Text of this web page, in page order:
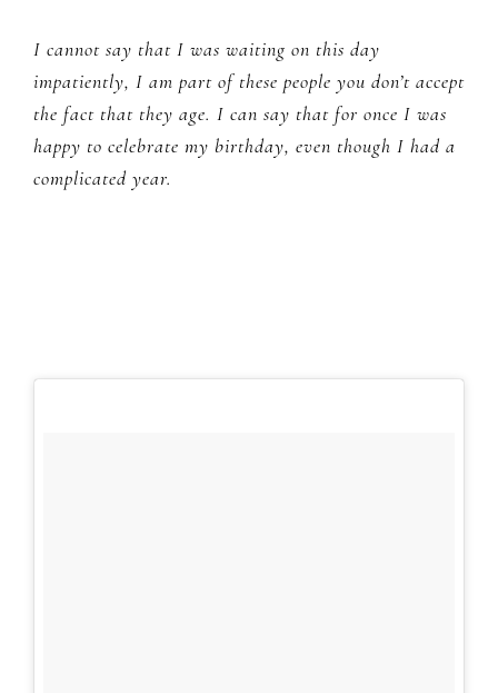
I cannot say that I was waiting on this day
impatiently, I am part of these people you don’t accept
the fact that they age. I can say that for once I was
happy to celebrate my birthday, even though I had a
complicated year.